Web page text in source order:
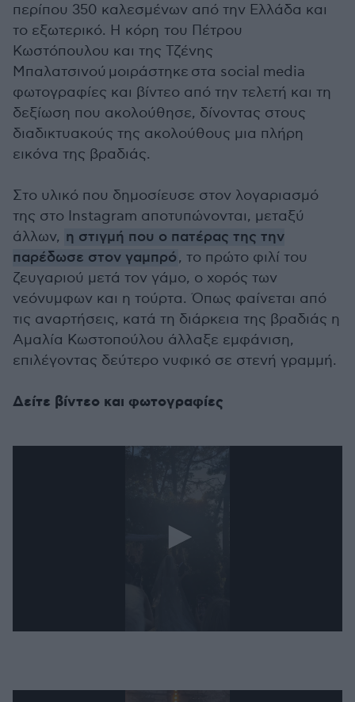
περίπου 350 καλεσμένων από την Ελλάδα και
το εξωτερικό. Η κόρη του Πέτρου
Κωστόπουλου και της Τζένης
Μπαλατσινού μοιράστηκε στα social media
φωτογραφίες και βίντεο από την τελετή και τη
δεξίωση που ακολούθησε, δίνοντας στους
διαδικτυακούς της ακολούθους μια πλήρη
εικόνα της βραδιάς.
Στο υλικό που δημοσίευσε στον λογαριασμό
της στο Instagram αποτυπώνονται, μεταξύ
άλλων, η στιγμή που ο πατέρας της την
παρέδωσε στον γαμπρό, το πρώτο φιλί του
ζευγαριού μετά τον γάμο, ο χορός των
νεόνυμφων και η τούρτα. Όπως φαίνεται από
τις αναρτήσεις, κατά τη διάρκεια της βραδιάς η
Αμαλία Κωστοπούλου άλλαξε εμφάνιση,
επιλέγοντας δεύτερο νυφικό σε στενή γραμμή.
Δείτε βίντεο και φωτογραφίες
seconds